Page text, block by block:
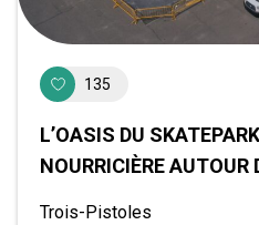
135
L’OASIS DU
NOURRICIÈRE AUTOUR
Trois-Pistoles